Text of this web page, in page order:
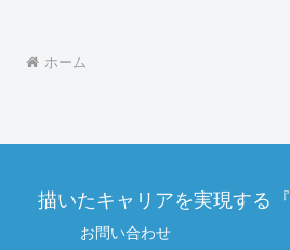
ホーム
描いたキャリアを実現する
お問い合わせ